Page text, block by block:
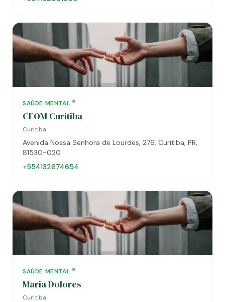
SAÚDE MENTAL
CEOM Curitiba
Curitiba
Avenida Nossa Senhora de Lourdes, 276, Curitiba, PR,
81530-020
+554132674654
SAÚDE MENTAL
Maria Dolores
Curitiba